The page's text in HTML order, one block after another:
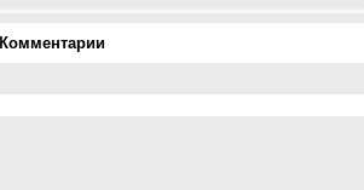
Комментарии